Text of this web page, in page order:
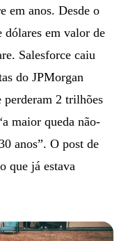
em anos. Desde o
em valor de
Salesforce caiu
do JPMorgan
perderam 2 trilhões
maior queda não-
anos”. O post de
que já estava